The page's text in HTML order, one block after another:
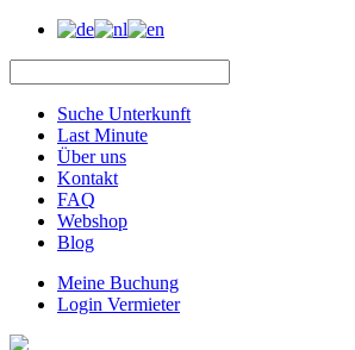
Suche Unterkunft
Last Minute
Über uns
Kontakt
FAQ
Webshop
Blog
Meine Buchung
Login Vermieter